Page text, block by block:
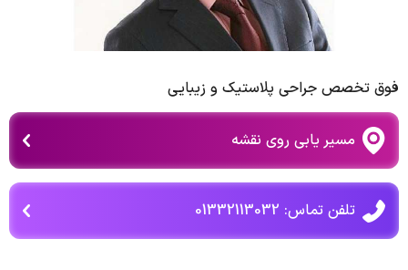
فوق تخصص جراحی پلاستيک و زيبايی
مسیر یابی روی نقشه
تلفن تماس: 01332113032